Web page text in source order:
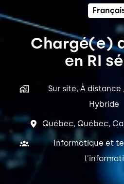
Chargé(e)
en RI
Sur site, À
Hybride
Québec, Québec,
Informatique et